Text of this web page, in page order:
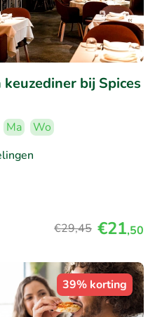
bij Spices
Ma
Wo
€29,45 €21,50
39% korting